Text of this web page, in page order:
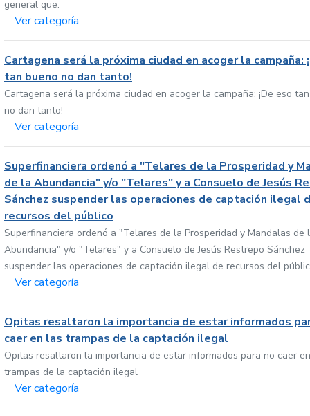
general que:
Ver categoría
Cartagena será la próxima ciudad en acoger la campaña:
tan bueno no dan tanto!
Cartagena será la próxima ciudad en acoger la campaña: ¡De eso
no dan tanto!
Ver categoría
Superfinanciera ordenó a "Telares de la Prosperidad y
de la Abundancia" y/o "Telares" y a Consuelo de Jesús
Sánchez suspender las operaciones de captación ilegal
recursos del público
Superfinanciera ordenó a "Telares de la Prosperidad y Mandalas de
Abundancia" y/o "Telares" y a Consuelo de Jesús Restrepo Sánchez
suspender las operaciones de captación ilegal de recursos del
Ver categoría
Opitas resaltaron la importancia de estar informados
caer en las trampas de la captación ilegal
Opitas resaltaron la importancia de estar informados para no caer
trampas de la captación ilegal
Ver categoría